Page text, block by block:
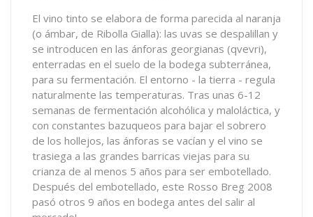
El vino tinto se elabora de forma parecida al naranja
(o ámbar, de Ribolla Gialla): las uvas se despalillan y
se introducen en las ánforas georgianas (qvevri),
enterradas en el suelo de la bodega subterránea,
para su fermentación. El entorno - la tierra - regula
naturalmente las temperaturas. Tras unas 6-12
semanas de fermentación alcohólica y maloláctica, y
con constantes bazuqueos para bajar el sobrero
de los hollejos, las ánforas se vacían y el vino se
trasiega a las grandes barricas viejas para su
crianza de al menos 5 años para ser embotellado.
Después del embotellado, este Rosso Breg 2008
pasó otros 9 años en bodega antes del salir al